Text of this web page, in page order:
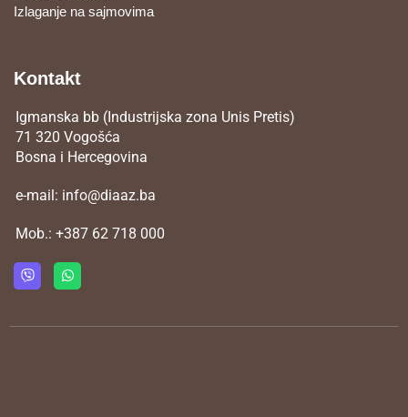
Izlaganje na sajmovima
Kontakt
Igmanska bb (Industrijska zona Unis Pretis)
71 320 Vogošća
Bosna i Hercegovina
e-mail: info@diaaz.ba
Mob.: +387 62 718 000